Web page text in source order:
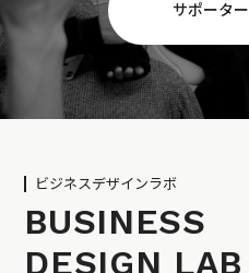
サポータ
ビジネスデザインラボ
BUSINESS
DESIGN LAB